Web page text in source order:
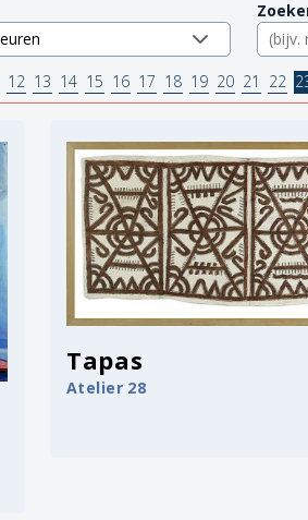
12 13 14 15 16 17 18 19 20 21 22
Tapas
Atelier 28